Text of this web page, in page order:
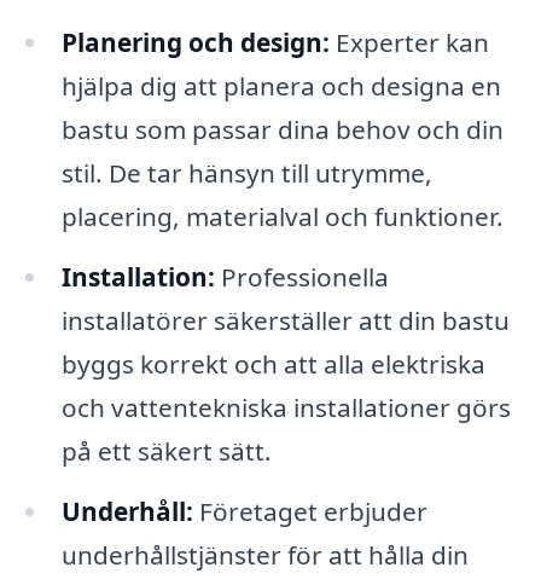
Planering och design: Experter kan
hjälpa dig att planera och designa en
bastu som passar dina behov och din
stil. De tar hänsyn till utrymme,
placering, materialval och funktioner.
Installation: Professionella
installatörer säkerställer att din bastu
byggs korrekt och att alla elektriska
och vattentekniska installationer görs
på ett säkert sätt.
Underhåll: Företaget erbjuder
underhållstjänster för att hålla din